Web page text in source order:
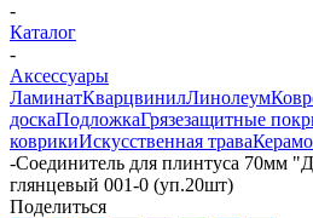
-
Каталог
-
Аксессуары
ЛаминатКварцвинилЛинолеум
доскаПодложкаГрязезащитные
коврикиИскусственная трава
-Соединитель для плинтуса 70мм
глянцевый 001-0 (уп.20шт)
Поделиться